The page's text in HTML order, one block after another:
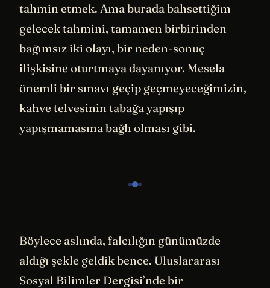
tahmin etmek. Ama burada bahsettiğim
gelecek tahmini, tamamen birbirinden
bağımsız iki olayı, bir neden-sonuç
ilişkisine oturtmaya dayanıyor. Mesela
önemli bir sınavı geçip geçmeyeceğimizin,
kahve telvesinin tabağa yapışıp
yapışmamasına bağlı olması gibi.
Böylece aslında, falcılığın günümüzde
aldığı şekle geldik bence. Uluslararası
Sosyal Bilimler Dergisi’nde bir